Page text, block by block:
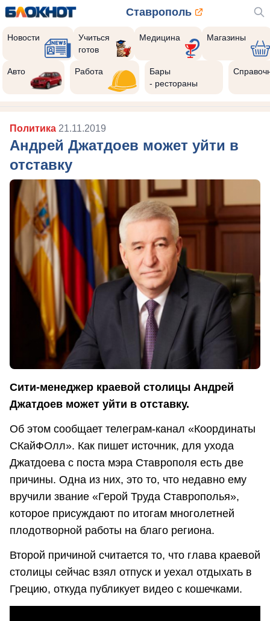
Ставрополь
Новости
Учиться
готов
Медицина Магазины
Авто Работа
Бары
- рестораны
Политика 21.11.2019
Андрей Джатдоев может уйти в
отставку
Сити-менеджер краевой столицы Андрей
Джатдоев может уйти в отставку.
Об этом сообщает телеграм-канал «Координаты
СКайФОлл». Как пишет источник, для ухода
Джатдоева с поста мэра Ставрополя есть две
причины. Одна из них, это то, что недавно ему
вручили звание «Герой Труда Ставрополья»,
которое присуждают по итогам многолетней
плодотворной работы на благо региона.
Второй причиной считается то, что глава краевой
столицы сейчас взял отпуск и уехал отдыхать в
Грецию, откуда публикует видео с кошечками.